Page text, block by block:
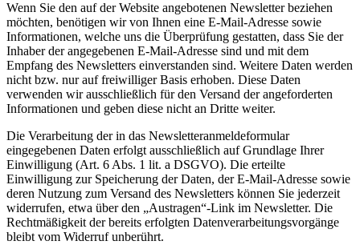
Wenn Sie den auf der Website angebotenen Newsletter beziehen
möchten, benötigen wir von Ihnen eine E-Mail-Adresse sowie
Informationen, welche uns die Überprüfung gestatten, dass Sie der
Inhaber der angegebenen E-Mail-Adresse sind und mit dem
Empfang des Newsletters einverstanden sind. Weitere Daten werden
nicht bzw. nur auf freiwilliger Basis erhoben. Diese Daten
verwenden wir ausschließlich für den Versand der angeforderten
Informationen und geben diese nicht an Dritte weiter.
Die Verarbeitung der in das Newsletteranmeldeformular
eingegebenen Daten erfolgt ausschließlich auf Grundlage Ihrer
Einwilligung (Art. 6 Abs. 1 lit. a DSGVO). Die erteilte
Einwilligung zur Speicherung der Daten, der E-Mail-Adresse sowie
deren Nutzung zum Versand des Newsletters können Sie jederzeit
widerrufen, etwa über den „Austragen“-Link im Newsletter. Die
Rechtmäßigkeit der bereits erfolgten Datenverarbeitungsvorgänge
bleibt vom Widerruf unberührt.